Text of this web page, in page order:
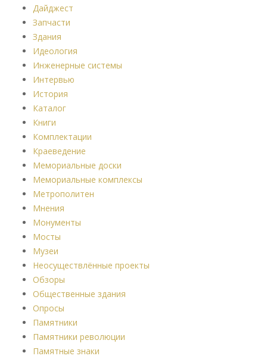
Дайджест
Запчасти
Здания
Идеология
Инженерные системы
Интервью
История
Каталог
Книги
Комплектации
Краеведение
Мемориальные доски
Мемориальные комплексы
Метрополитен
Мнения
Монументы
Мосты
Музеи
Неосуществлённые проекты
Обзоры
Общественные здания
Опросы
Памятники
Памятники революции
Памятные знаки